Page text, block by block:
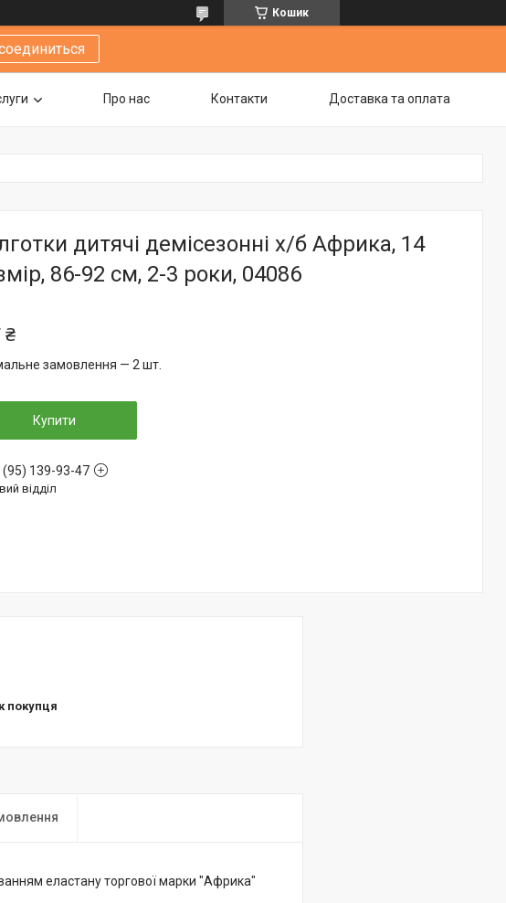
Кошик
Про нас Контакти Доставка та оплата
дитячі демісезонні х/б Африка, 14
86-92 см, 2-3 роки, 04086
₴
замовлення — 2 шт.
Купити
(95) 139-93-47
відділ
покупця
еластану торгової марки "Африка"